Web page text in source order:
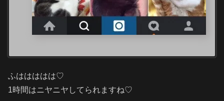
ふははははは♡
1時間はニヤニヤしてられますね♡